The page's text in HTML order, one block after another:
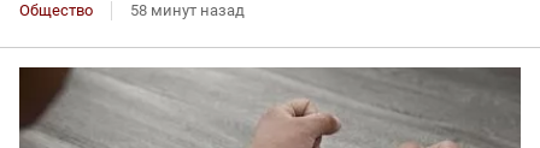
Общество 58 минут назад